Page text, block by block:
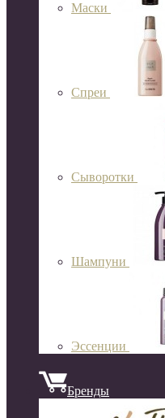
Маски
Спреи
Сыворотки
Шампуни
Эссенции
Бренды